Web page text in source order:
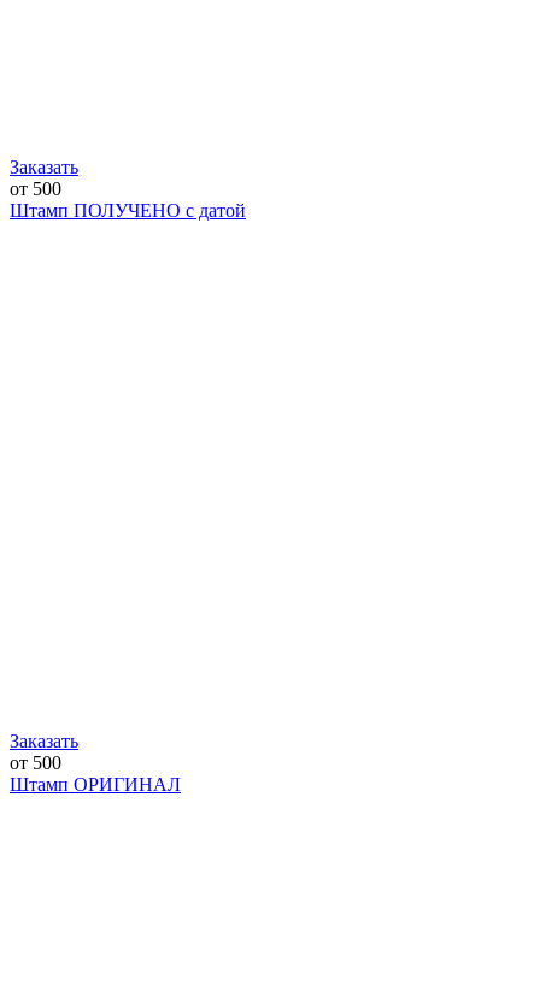
Заказать
от 500
Штамп ПОЛУЧЕНО с датой
Заказать
от 500
Штамп ОРИГИНАЛ